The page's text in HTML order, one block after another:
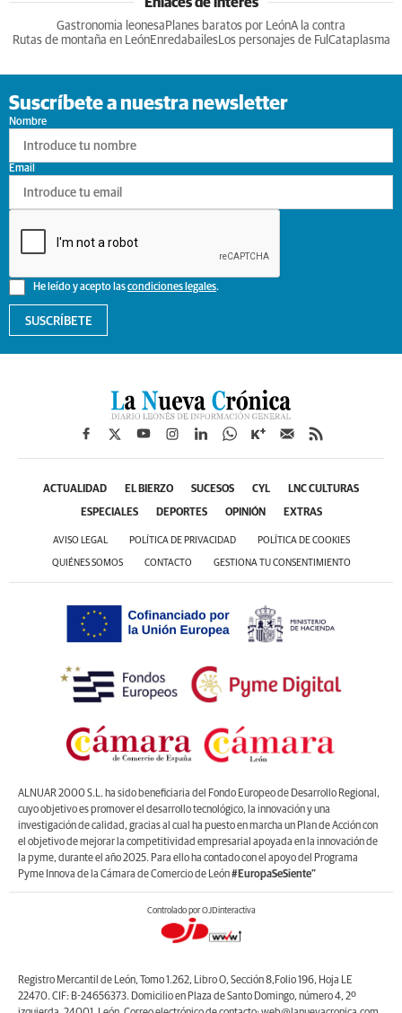
Gastronomia leonesa Planes baratos por LeónA la contra
Rutas de montaña en LeónEnredabailesLos personajes de Ful Cataplasma
Suscríbete a nuestra newsletter
Nombre
He leído y acepto lascondiciones legales.
Email
SUSCRÍBETE
ACTUALIDAD EL BIERZO SUCESOS CYL LNC CULTURAS
ESPECIALES DEPORTES OPINIÓN EXTRAS
AVISO LEGAL POLÍTICA DE PRIVACIDAD POLÍTICA DE COOKIES
QUIÉNES SOMOS CONTACTO GESTIONA TU CONSENTIMIENTO
ALNUAR 2000 S.L. ha sido beneficiaria del Fondo Europeo de Desarrollo Regional,
cuyo objetivo es promover el desarrollo tecnológico, la innovación y una
investigación de calidad, gracias al cual ha puesto en marcha un Plan de Acción con
el objetivo de mejorar la competitividad empresarial apoyada en la innovación de
la pyme, durante el año 2025. Para ello ha contado con el apoyo del Programa
Pyme Innova de la Cámara de Comercio de León#EuropaSeSiente”
Controlado por OJDinteractiva
Registro Mercantil de León, Tomo 1.262, Libro O, Sección 8,Folio 196, Hoja LE
22470. CIF: B-24656373. Domicilio en Plaza de Santo Domingo, número 4, 2º